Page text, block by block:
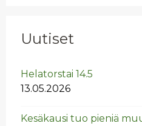
Uutiset
He­la­tors­tai 14.5
13.05.2026
Ke­sä­kausi tuo pie­niä